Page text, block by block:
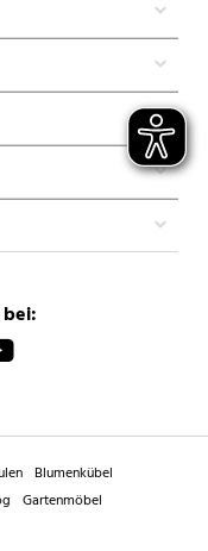
Blumenkübel
Gartenmöbel